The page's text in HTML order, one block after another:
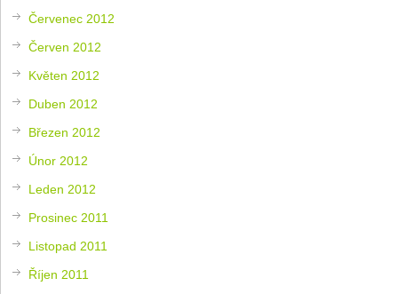
Červenec 2012
Červen 2012
Květen 2012
Duben 2012
Březen 2012
Únor 2012
Leden 2012
Prosinec 2011
Listopad 2011
Říjen 2011